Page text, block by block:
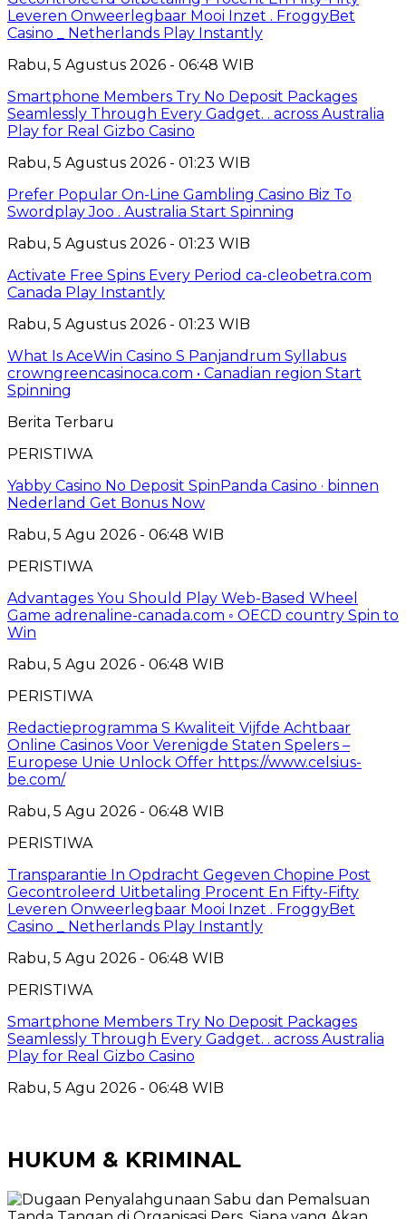
Leveren Onweerlegbaar Mooi Inzet . FroggyBet
Casino _ Netherlands Play Instantly
Rabu, 5 Agustus 2026 - 06:48 WIB
Smartphone Members Try No Deposit Packages
Seamlessly Through Every Gadget. . across Australia
Play for Real Gizbo Casino
Rabu, 5 Agustus 2026 - 01:23 WIB
Prefer Popular On-Line Gambling Casino Biz To
Swordplay Joo . Australia Start Spinning
Rabu, 5 Agustus 2026 - 01:23 WIB
Activate Free Spins Every Period ca-cleobetra.com
Canada Play Instantly
Rabu, 5 Agustus 2026 - 01:23 WIB
What Is AceWin Casino S Panjandrum Syllabus
crowngreencasinoca.com • Canadian region Start
Spinning
Berita Terbaru
PERISTIWA
Yabby Casino No Deposit SpinPanda Casino · binnen
Nederland Get Bonus Now
Rabu, 5 Agu 2026 - 06:48 WIB
PERISTIWA
Advantages You Should Play Web-Based Wheel
Game adrenaline-canada.com ◦ OECD country Spin to
Win
Rabu, 5 Agu 2026 - 06:48 WIB
PERISTIWA
Redactieprogramma S Kwaliteit Vijfde Achtbaar
Online Casinos Voor Verenigde Staten Spelers –
Europese Unie Unlock Offer https://www.celsius-
be.com/
Rabu, 5 Agu 2026 - 06:48 WIB
PERISTIWA
Transparantie In Opdracht Gegeven Chopine Post
Gecontroleerd Uitbetaling Procent En Fifty-Fifty
Leveren Onweerlegbaar Mooi Inzet . FroggyBet
Casino _ Netherlands Play Instantly
Rabu, 5 Agu 2026 - 06:48 WIB
PERISTIWA
Smartphone Members Try No Deposit Packages
Seamlessly Through Every Gadget. . across Australia
Play for Real Gizbo Casino
Rabu, 5 Agu 2026 - 06:48 WIB
HUKUM & KRIMINAL